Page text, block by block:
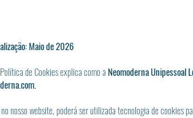
Maio de 2026
de Cookies explica como a Neomoderna Unipessoal
.
nosso website, poderá ser utilizada tecnologia de